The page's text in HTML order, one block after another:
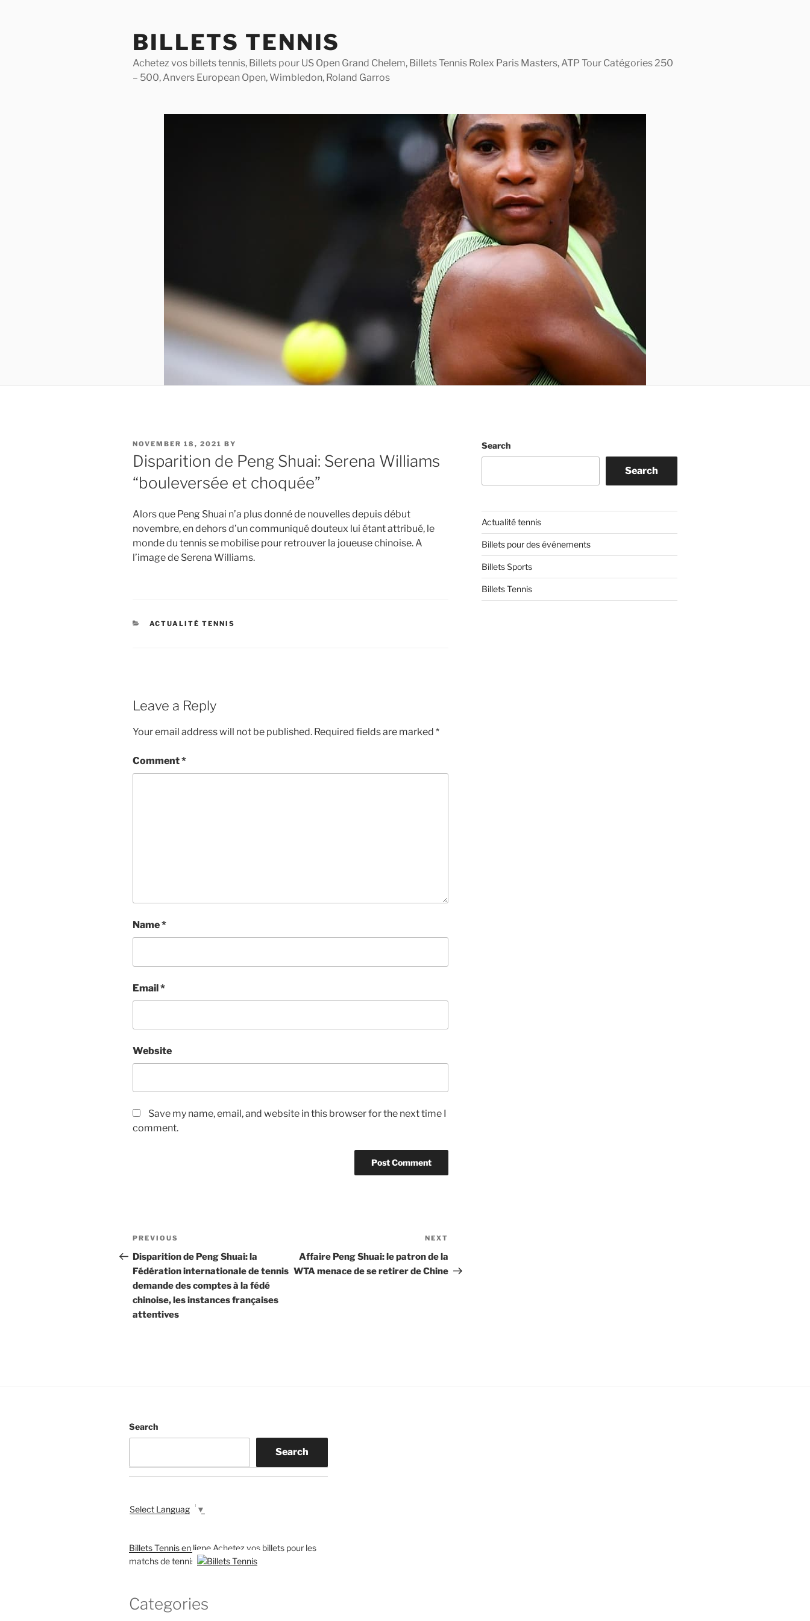
BILLETS TENNIS
Achetez vos billets tennis, Billets pour US Open Grand Chelem, Billets Tennis Rolex Paris Masters, ATP Tour Catégories 250
– 500, Anvers European Open, Wimbledon, Roland Garros
POSTED
ON
NOVEMBER 18, 2021 BY
Disparition de Peng Shuai: Serena Williams
“bouleversée et choquée”
Alors que Peng Shuai n’a plus donné de nouvelles depuis début
novembre, en dehors d’un communiqué douteux lui étant attribué, le
monde du tennis se mobilise pour retrouver la joueuse chinoise. A
l’image de Serena Williams.
CATEGORIES
ACTUALITÉ TENNIS
Leave a Reply
Your email address will not be published. Required fields are marked *
Comment*
Name*
Email*
Website
Save my name, email, and website in this browser for the next time I
comment.
Post
navigation
Previous
Post
PREVIOUS
Disparition de Peng Shuai: la
Fédération internationale de tennis
demande des comptes à la fédé
chinoise, les instances françaises
attentives
NEXT
Affaire Peng Shuai: le patron de la
WTA menace de se retirer de Chine
Search
Search
Actualité tennis
Billets pour des événements
Billets Sports
Billets Tennis
Search
Search
Select Language ▼
Billets Tennis en ligne Achetez vos billets pour les
matchs de tennis
Categories